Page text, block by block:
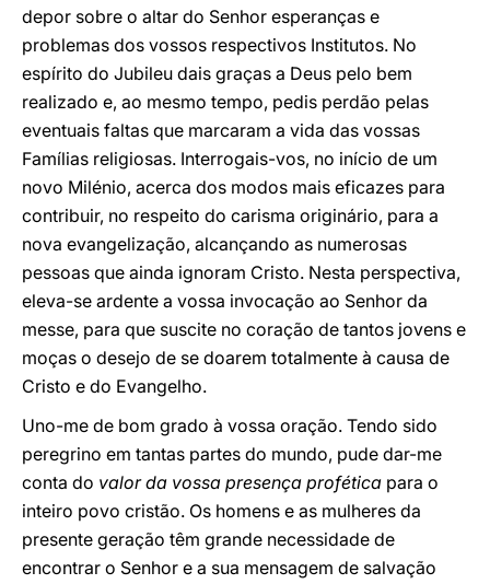
depor sobre o altar do Senhor esperanças e
problemas dos vossos respectivos Institutos. No
espírito do Jubileu dais graças a Deus pelo bem
realizado e, ao mesmo tempo, pedis perdão pelas
eventuais faltas que marcaram a vida das vossas
Famílias religiosas. Interrogais-vos, no início de um
novo Milénio, acerca dos modos mais eficazes para
contribuir, no respeito do carisma originário, para a
nova evangelização, alcançando as numerosas
pessoas que ainda ignoram Cristo. Nesta perspectiva,
eleva-se ardente a vossa invocação ao Senhor da
messe, para que suscite no coração de tantos jovens e
moças o desejo de se doarem totalmente à causa de
Cristo e do Evangelho.
Uno-me de bom grado à vossa oração. Tendo sido
peregrino em tantas partes do mundo, pude dar-me
conta do valor da vossa presença profética para o
inteiro povo cristão. Os homens e as mulheres da
presente geração têm grande necessidade de
encontrar o Senhor e a sua mensagem de salvação